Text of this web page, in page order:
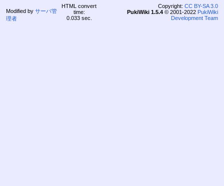
Modified by サーバ管
理者
HTML convert
time:
0.033 sec.
Copyright: CC BY-SA 3.0
PukiWiki 1.5.4© 2001-2022 PukiWiki
Development Team